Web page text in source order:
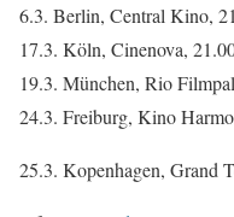
6.3. Berlin, Central Kino,
17.3. Köln, Cinenova,
19.3. München, Rio
24.3. Freiburg, Kino
25.3. Kopenhagen, Grand